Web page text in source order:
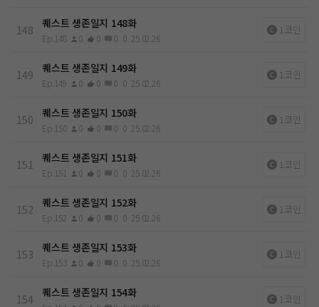
148 퀘스트 생존일지 148화
Ep.148 0 0 0 0 25.02.26
1코인
149 퀘스트 생존일지 149화
Ep.149 0 0 0 0 25.02.26
1코인
150 퀘스트 생존일지 150화
Ep.150 0 0 0 0 25.02.26
1코인
151 퀘스트 생존일지 151화
Ep.151 0 0 0 0 25.02.26
1코인
152 퀘스트 생존일지 152화
Ep.152 0 0 0 0 25.02.26
1코인
153 퀘스트 생존일지 153화
Ep.153 0 0 0 0 25.02.26
1코인
154 퀘스트 생존일지 154화 1코인